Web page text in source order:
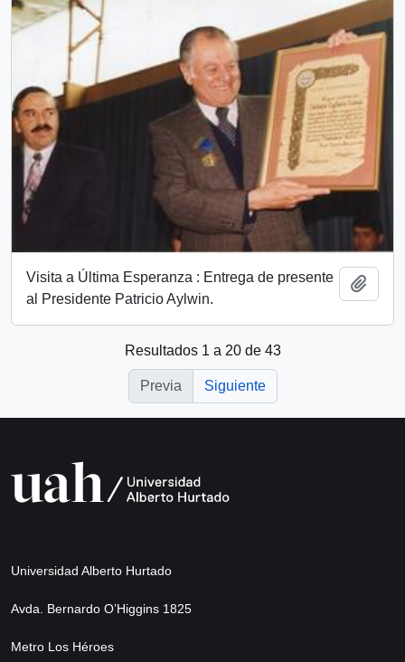
Visita a Última Esperanza : Entrega de presente
al Presidente Patricio Aylwin.
Resultados 1 a 20 de 43
Previa Siguiente
Universidad Alberto Hurtado
Avda. Bernardo O’Higgins 1825
Metro Los Héroes